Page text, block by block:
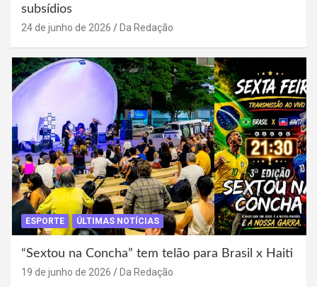
subsídios
24 de junho de 2026 Da Redação
ESPORTE ÚLTIMAS NOTÍCIAS
“Sextou na Concha” tem telão para Brasil x Haiti
19 de junho de 2026 Da Redação